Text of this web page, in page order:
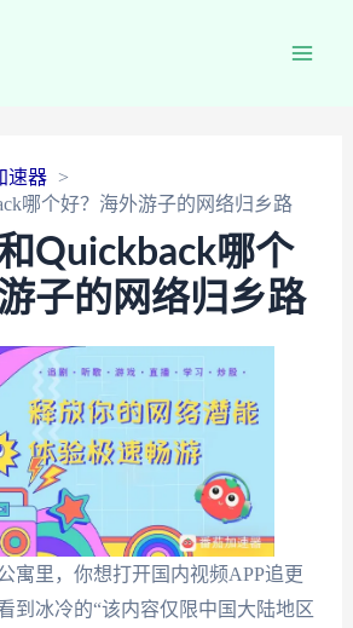
速器
哪个好？海外游子的网络归乡路
Quickback哪个
子的网络归乡路
寓里，你想打开国内视频APP追更
到冰冷的“该内容仅限中国大陆地区